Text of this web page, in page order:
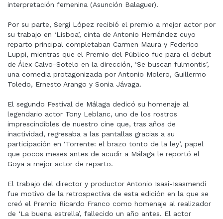
interpretación femenina (Asunción Balaguer).
Por su parte, Sergi López recibió el premio a mejor actor por
su trabajo en ‘Lisboa’, cinta de Antonio Hernández cuyo
reparto principal completaban Carmen Maura y Federico
Luppi, mientras que el Premio del Público fue para el debut
de Álex Calvo-Sotelo en la dirección, ‘Se buscan fulmontis’,
una comedia protagonizada por Antonio Molero, Guillermo
Toledo, Ernesto Arango y Sonia Jávaga.
El segundo Festival de Málaga dedicó su homenaje al
legendario actor Tony Leblanc, uno de los rostros
imprescindibles de nuestro cine que, tras años de
inactividad, regresaba a las pantallas gracias a su
participación en ‘Torrente: el brazo tonto de la ley’, papel
que pocos meses antes de acudir a Málaga le reportó el
Goya a mejor actor de reparto.
El trabajo del director y productor Antonio Isasi-Isasmendi
fue motivo de la retrospectiva de esta edición en la que se
creó el Premio Ricardo Franco como homenaje al realizador
de ‘La buena estrella’, fallecido un año antes. El actor